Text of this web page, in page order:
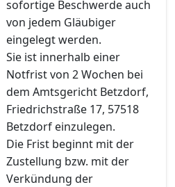
sofortige Beschwerde auch
von jedem Gläubiger
eingelegt werden.
Sie ist innerhalb einer
Notfrist von 2 Wochen bei
dem Amtsgericht Betzdorf,
Friedrichstraße 17, 57518
Betzdorf einzulegen.
Die Frist beginnt mit der
Zustellung bzw. mit der
Verkündung der